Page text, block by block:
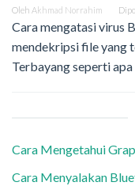
Oleh Akhmad Norrahim
Cara mengatasi virus
mendekripsi file yang
Terbayang seperti apa
Cara Mengetahui
Cara Menyalakan